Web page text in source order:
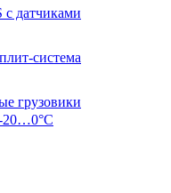
датчиками
система
грузовики